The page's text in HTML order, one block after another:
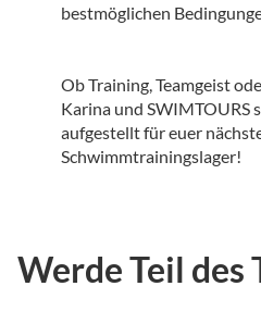
bestmöglichen
Ob Training, Teamgeist
Karina und SWIMTOURS
aufgestellt für euer
Schwimmtrainingslager!
Werde Teil des